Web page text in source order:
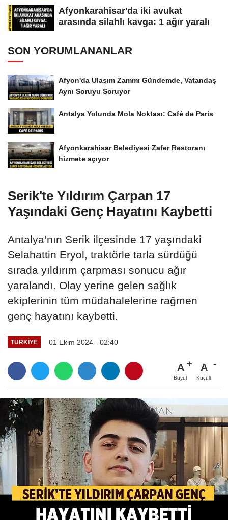
Afyonkarahisar'da iki avukat
arasında silahlı kavga: 1 ağır yaralı
SON YORUMLANANLAR
Afyon'da Ulaşım Zammı Gündemde, Vatandaş
Aynı Soruyu Soruyor
Antalya Yolunda Mola Noktası: Café de Paris
Afyonkarahisar Belediyesi Zafer Restoranı
hizmete açıyor
Serik'te Yıldırım Çarpan 17
Yaşındaki Genç Hayatını Kaybetti
Antalya’nın Serik ilçesinde 17 yaşındaki
Selahattin Eryol, traktörle tarla sürdüğü
sırada yıldırım çarpması sonucu ağır
yaralandı. Olay yerine gelen sağlık
ekiplerinin tüm müdahalelerine rağmen
genç hayatını kaybetti.
TÜRKIYE 01 Ekim 2024 - 02:40
A
Büyüt
A
Küçült